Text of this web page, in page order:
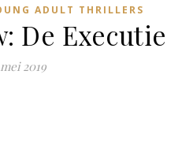
ADULT THRILLERS
De Executie
mei 2019